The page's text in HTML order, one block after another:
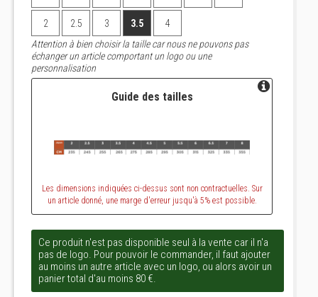
2 2.5 3 3.5
4
Attention à bien choisir la taille car nous ne pouvons pas
échanger un article comportant un logo ou une
personnalisation
Guide des tailles
Les dimensions indiquées ci-dessus sont non contractuelles. Sur
un article donné, une marge d'erreur jusqu'à 5% est possible.
Ce produit n'est pas disponible seul à la vente car il n'a
pas de logo. Pour pouvoir le commander, il faut ajouter
au moins un autre article avec un logo, ou alors avoir un
panier total d'au moins 80 €.